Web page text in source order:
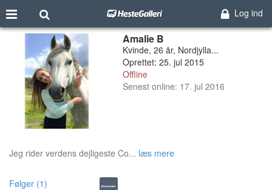
Log ind
Amalie B
Kvinde, 26 år, Nordjylla...
Oprettet: 25. jul 2015
Offline
Senest online: 17. jul 2016
Jeg rider verdens dejligeste Co... læs mere
Følger (1)